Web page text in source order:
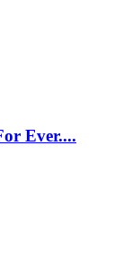
Ever....